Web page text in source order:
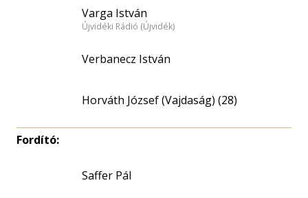
Varga István
Újvidéki Rádió (Újvidék)
Verbanecz István
Horváth József (Vajdaság) (28)
Fordító:
Saffer Pál